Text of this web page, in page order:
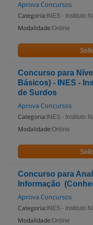
Aprova Concursos
Categoria: INES - Instituto
Modalidade:Online
Concurso para
Básicos) - INES -
de Surdos
Aprova Concursos
Categoria: INES - Instituto
Modalidade:Online
Concurso para
Informação
Aprova Concursos
Categoria: INES - Instituto
Modalidade:Online